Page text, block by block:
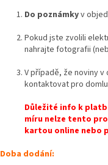
Do poznámkyv
Pokud jste zvolili
nahrajte fotografii
V případě, že noviny
kontaktovat pro
Důležité info k
míru nelze tento
kartou online nebo
Doba dodání: